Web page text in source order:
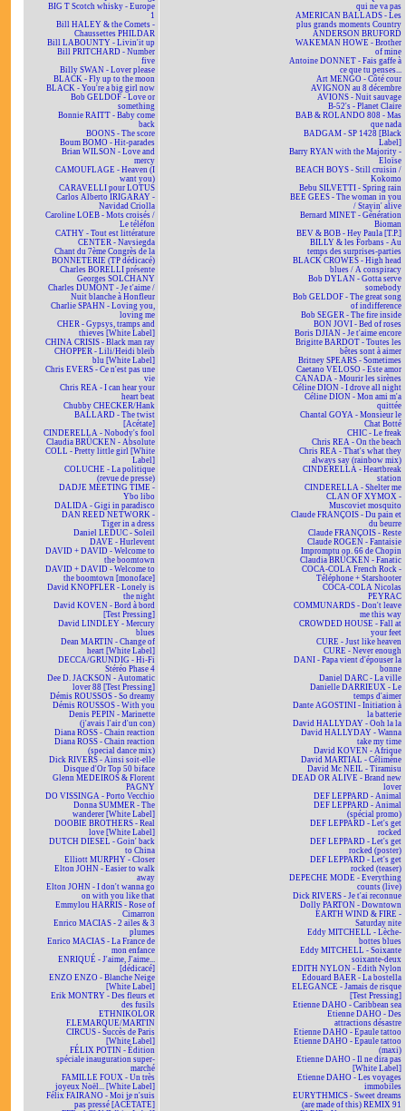
BIG T Scotch whisky - Europe
1
Bill HALEY & the Comets -
Chaussettes PHILDAR
Bill LABOUNTY - Livin'it up
Bill PRITCHARD - Number
five
Billy SWAN - Lover please
BLACK - Fly up to the moon
BLACK - You're a big girl now
Bob GELDOF - Love or
something
Bonnie RAITT - Baby come
back
BOONS - The score
Boum BOMO - Hit-parades
Brian WILSON - Love and
mercy
CAMOUFLAGE - Heaven (I
want you)
CARAVELLI pour LOTUS
Carlos Alberto IRIGARAY -
Navidad Criolla
Caroline LOEB - Mots croisés /
Le téléfon
CATHY - Tout est littérature
CENTER - Navsiegda
Chant du 7ème Congrès de la
BONNETERIE (TP dédicacé)
Charles BORELLI présente
Georges SOLCHANY
Charles DUMONT - Je t'aime /
Nuit blanche à Honfleur
Charlie SPAHN - Loving you,
loving me
CHER - Gypsys, tramps and
thieves [White Label]
CHINA CRISIS - Black man ray
CHOPPER - Lili/Heidi bleib
blu [White Label]
Chris EVERS - Ce n'est pas une
vie
Chris REA - I can hear your
heart beat
Chubby CHECKER/Hank
BALLARD - The twist
[Acétate]
CINDERELLA - Nobody's fool
Claudia BRÜCKEN - Absolute
COLL - Pretty little girl [White
Label]
COLUCHE - La politique
(revue de presse)
DADJE MEETING TIME -
Ybo libo
DALIDA - Gigi in paradisco
DAN REED NETWORK -
Tiger in a dress
Daniel LEDUC - Soleil
DAVE - Hurlevent
DAVID + DAVID - Welcome to
the boomtown
DAVID + DAVID - Welcome to
the boomtown [monoface]
David KNOPFLER - Lonely is
the night
David KOVEN - Bord à bord
[Test Pressing]
David LINDLEY - Mercury
blues
Dean MARTIN - Change of
heart [White Label]
DECCA/GRUNDIG - Hi-Fi
Stéréo Phase 4
Dee D. JACKSON - Automatic
lover 88 [Test Pressing]
Démis ROUSSOS - So dreamy
Démis ROUSSOS - With you
Denis PEPIN - Marinette
(j'avais l'air d'un con)
Diana ROSS - Chain reaction
Diana ROSS - Chain reaction
(special dance mix)
Dick RIVERS - Ainsi soit-elle
Disque d'Or Top 50 biface
Glenn MEDEIROS & Florent
PAGNY
DO VISSINGA - Porto Vecchio
Donna SUMMER - The
wanderer [White Label]
DOOBIE BROTHERS - Real
love [White Label]
DUTCH DIESEL - Goin' back
to China
Elliott MURPHY - Closer
Elton JOHN - Easier to walk
away
Elton JOHN - I don't wanna go
on with you like that
Emmylou HARRIS - Rose of
Cimarron
Enrico MACIAS - 2 ailes & 3
plumes
Enrico MACIAS - La France de
mon enfance
ENRIQUÉ - J'aime, J'aime...
[dédicacé]
ENZO ENZO - Blanche Neige
[White Label]
Erik MONTRY - Des fleurs et
des fusils
ETHNIKOLOR
F.LEMARQUE/MARTIN
CIRCUS - Succès de Paris
[White Label]
FÉLIX POTIN - Édition
spéciale inauguration super-
marché
FAMILLE FOUX - Un très
joyeux Noël... [White Label]
Félix FAIRANO - Moi je n'suis
pas pressé [ACÉTATE]
qui ne va pas
AMERICAN BALLADS - Les
plus grands moments Country
ANDERSON BRUFORD
WAKEMAN HOWE - Brother
of mine
Antoine DONNET - Fais gaffe à
ce que tu penses...
Art MENGO - Côté cour
AVIGNON au 8 décembre
AVIONS - Nuit sauvage
B-52's - Planet Claire
BAB & ROLANDO 808 - Mas
que nada
BADGAM - SP 1428 [Black
Label]
Barry RYAN with the Majority -
Eloïse
BEACH BOYS - Still cruisin /
Kokomo
Bebu SILVETTI - Spring rain
BEE GEES - The woman in you
/ Stayin' alive
Bernard MINET - Génération
Bioman
BEV & BOB - Hey Paula [T.P.]
BILLY & les Forbans - Au
temps des surprises-parties
BLACK CROWES - High head
blues / A conspiracy
Bob DYLAN - Gotta serve
somebody
Bob GELDOF - The great song
of indifference
Bob SEGER - The fire inside
BON JOVI - Bed of roses
Boris DJIAN - Je t'aime encore
Brigitte BARDOT - Toutes les
bêtes sont à aimer
Britney SPEARS - Sometimes
Caetano VELOSO - Este amor
CANADA - Mourir les sirènes
Céline DION - I drove all night
Céline DION - Mon ami m'a
quittée
Chantal GOYA - Monsieur le
Chat Botté
CHIC - Le freak
Chris REA - On the beach
Chris REA - That's what they
always say (rainbow mix)
CINDERELLA - Heartbreak
station
CINDERELLA - Shelter me
CLAN OF XYMOX -
Muscoviet mosquito
Claude FRANÇOIS - Du pain et
du beurre
Claude FRANÇOIS - Reste
Claude ROGEN - Fantaisie
Impromptu op. 66 de Chopin
Claudia BRÜCKEN - Fanatic
COCA-COLA French Rock -
Téléphone + Starshooter
COCA-COLA Nicolas
PEYRAC
COMMUNARDS - Don't leave
me this way
CROWDED HOUSE - Fall at
your feet
CURE - Just like heaven
CURE - Never enough
DANI - Papa vient d'épouser la
bonne
Daniel DARC - La ville
Danielle DARRIEUX - Le
temps d'aimer
Dante AGOSTINI - Initiation à
la batterie
David HALLYDAY - Ooh la la
David HALLYDAY - Wanna
take my time
David KOVEN - Afrique
David MARTIAL - Célimène
David Mc NEIL - Tiramisu
DEAD OR ALIVE - Brand new
lover
DEF LEPPARD - Animal
DEF LEPPARD - Animal
(spécial promo)
DEF LEPPARD - Let's get
rocked
DEF LEPPARD - Let's get
rocked (poster)
DEF LEPPARD - Let's get
rocked (teaser)
DEPECHE MODE - Everything
counts (live)
Dick RIVERS - Je t'ai reconnue
Dolly PARTON - Downtown
EARTH WIND & FIRE -
Saturday nite
Eddy MITCHELL - Lèche-
bottes blues
Eddy MITCHELL - Soixante
soixante-deux
EDITH NYLON - Edith Nylon
Edouard BAER - La bostella
ELEGANCE - Jamais de risque
[Test Pressing]
Etienne DAHO - Caribbean sea
Etienne DAHO - Des
attractions désastre
Etienne DAHO - Epaule tattoo
Etienne DAHO - Epaule tattoo
(maxi)
Etienne DAHO - Il ne dira pas
[White Label]
Etienne DAHO - Les voyages
immobiles
EURYTHMICS - Sweet dreams
(are made of this) REMIX 91